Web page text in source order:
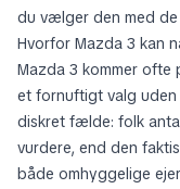
du vælger den med
Hvorfor Mazda 3 kan
Mazda 3 kommer ofte
et fornuftigt valg
diskret fælde: folk
vurdere, end den
både omhyggelige